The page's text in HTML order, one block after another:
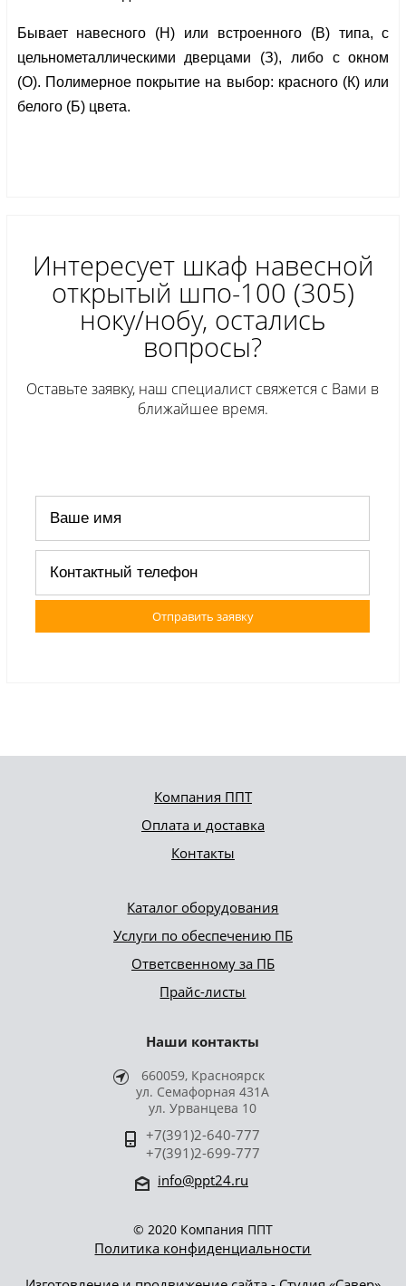
Бывает навесного (Н) или встроенного (В) типа, с
цельнометаллическими дверцами (З), либо с окном
(О). Полимерное покрытие на выбор: красного (К) или
белого (Б) цвета.
Интересует шкаф навесной
открытый шпо-100 (305)
ноку/нобу, остались
вопросы?
Оставьте заявку, наш специалист свяжется с Вами в
ближайшее время.
Отправить заявку
Компания ППТ
Оплата и доставка
Контакты
Каталог оборудования
Услуги по обеспечению ПБ
Ответсвенному за ПБ
Прайс-листы
Наши контакты
660059, Красноярск
ул. Семафорная 431А
ул. Урванцева 10
+7(391)2-640-777
+7(391)2-699-777
info@ppt24.ru
© 2020 Компания ППТ
Политика конфиденциальности